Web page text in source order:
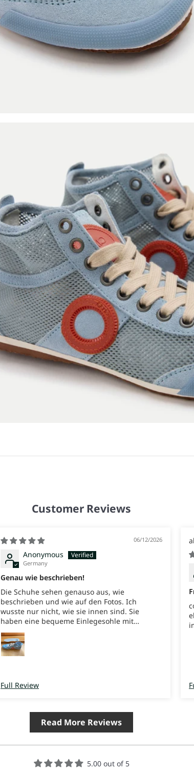
Customer Reviews
06/12/2026
Anonymous
Germany
Genau wie beschrieben!
Die Schuhe sehen genauso aus, wie
beschrieben und wie auf den Fotos. Ich
wusste nur nicht, wie sie innen sind. Sie
haben eine bequeme Einlegesohle mit
leichtem Fußbett. Das ist wunderbar! Man
kann diese Sohle auch rausnehmen und durch
eine andere ersetzen, wenn man möchte. Von
Versand war schneller als gedacht.
Full Review
Read More Reviews
5.00 out of 5